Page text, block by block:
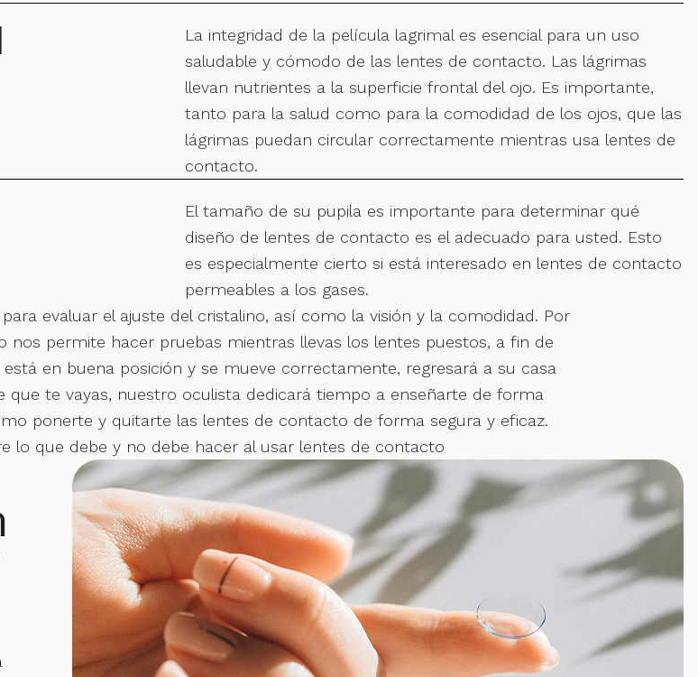
La integridad de la película lagrimal es esencial para un uso
saludable y cómodo de las lentes de contacto. Las lágrimas
llevan nutrientes a la superficie frontal del ojo. Es importante,
tanto para la salud como para la comodidad de los ojos, que las
lágrimas puedan circular correctamente mientras usa lentes de
contacto.
El tamaño de su pupila es importante para determinar qué
diseño de lentes de contacto es el adecuado para usted. Esto
es especialmente cierto si está interesado en lentes de contacto
permeables a los gases.
evaluar el ajuste del cristalino, así como la visión y la comodidad. Por
nos permite hacer pruebas mientras llevas los lentes puestos, a fin de
en buena posición y se mueve correctamente, regresará a su casa
que te vayas, nuestro oculista dedicará tiempo a enseñarte de forma
ponerte y quitarte las lentes de contacto de forma segura y eficaz.
lo que debe y no debe hacer al usar lentes de contacto